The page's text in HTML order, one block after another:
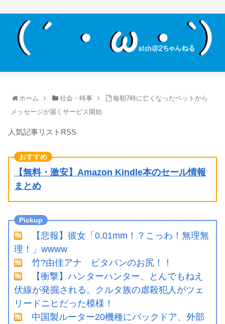
ホーム 社会・時事
毎朝7時に亡くなったペットから
メッセージが届くサービス開始
人気記事リストRSS
【無料・激安】Amazon Kindle本のセール情報
まとめ
【悲報】彼女「0.01mm！？こっわ！無理無
理！」wwww
竹?由佳アナ ピタパンのお尻！！
【衝撃】ハンターハンター、とんでもねえ
伏線が発掘される。クルタ族の虐殺犯人がツェ
リードニヒだった模様！
中国製ルーター20機種にバックドア、外部